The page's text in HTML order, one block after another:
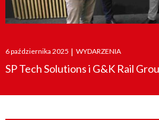
Posted
on
6 października 2025 | WYDARZENIA
SP Tech Solutions i G&K Rail